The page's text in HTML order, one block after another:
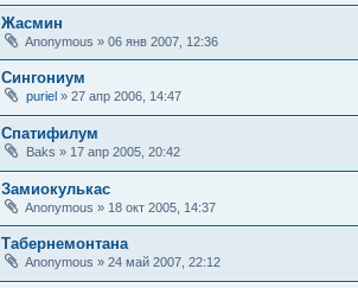
Жасмин
Anonymous » 06 янв 2007, 12:36
Сингониум
puriel » 27 апр 2006, 14:47
Спатифилум
Baks » 17 апр 2005, 20:42
Замиокулькас
Anonymous » 18 окт 2005, 14:37
Табернемонтана
Anonymous » 24 май 2007, 22:12